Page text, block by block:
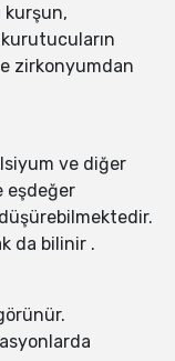
kurşun,
zirkonyumdan
ve diğer
eşdeğer
da bilinir .